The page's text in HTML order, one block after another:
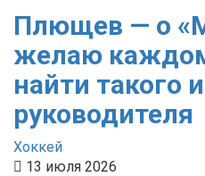
Плющев — о
желаю
найти такого
руководителя
Хоккей
13 июля 2026